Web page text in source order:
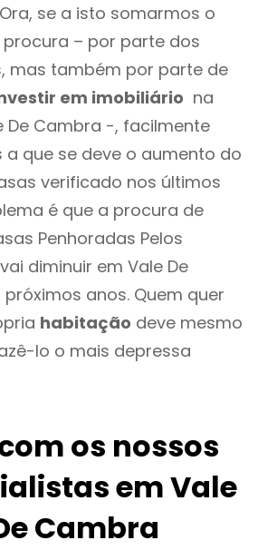
se a isto somarmos o
– por parte dos
mas também por parte de
em imobiliário na
De Cambra -, facilmente
a que se deve o aumento do
verificado nos últimos
é que a procura de
Penhoradas Pelos
diminuir em Vale De
anos. Quem quer
habitação deve mesmo
lo o mais depressa
os nossos
em Vale
Cambra